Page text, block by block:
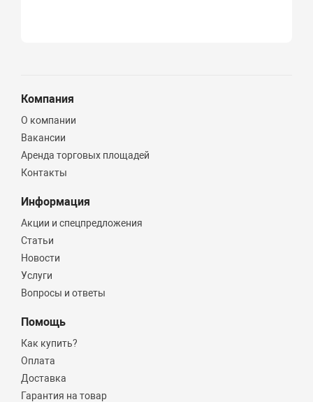
Компания
О компании
Вакансии
Аренда торговых площадей
Контакты
Информация
Акции и спецпредложения
Статьи
Новости
Услуги
Вопросы и ответы
Помощь
Как купить?
Оплата
Доставка
Гарантия на товар